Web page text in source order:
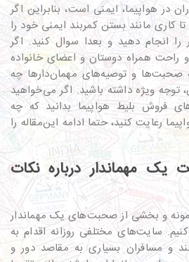
در هواپیما، ایمنی است، بنابراین اگر
کاری مانند بستن کمربند ایمنی خود را
را انجام دهید و بعدا سوال کنید. اگر
همراه دوستان و اعضای خانواده
صحبت‌ها و توصیه‌های مهمان‌دارها چه
توجه ویژه داشته باشید. اگر می‌خواهید
فروش بلیط هواپیما بدانید که چه
رعایت کنید، حتما ادامه این‌مقاله را
یک مهماندار درباره نکات
و بخشی از صحبت‌های یک مهماندار
سایت‌های مختلفی روزانه اقدام به
و مسافران بسیاری به مقاصد دور و